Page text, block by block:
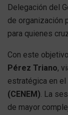
Delegación del
de organización
para quienes
Con este
Pérez Triano,
estratégica en el
(CENEM). La
de mayor